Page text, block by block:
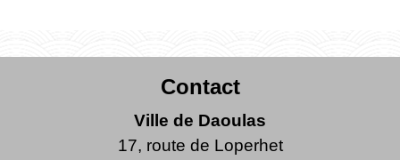
Contact
Ville de Daoulas
17, route de Loperhet